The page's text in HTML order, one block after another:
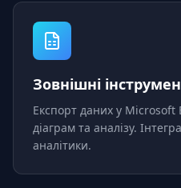
Зовнішні
Експорт даних у Microsoft
діаграм та аналізу.
аналітики.